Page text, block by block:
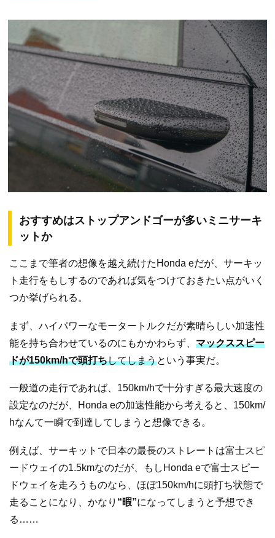
おすすめはストップアンドゴーが多いミニサーキ
ットか
ここまで筆者の想像を越え続けたHonda eだが、サーキッ
ト走行をもしするのであれば気をつけておきたい点がいく
つか挙げられる。
まず、ハイパワーなモータートルクだが素晴らしい加速性
能を持ち合わせているのにもかかわらず、 マックススピー
ドが150km/hで頭打ちしてしまうという事実だ。
一般道の走行であれば、150km/hで十分すぎる最大速度の
設定なのだが、Honda eの加速性能から考えると、150km/
hなんて一瞬で到達してしまうと想像できる。
例えば、サーキットで日本の最長のストレートは富士スピ
ードウェイの1.5kmなのだが、もしHonda eで富士スピー
ドウェイを走ろうものなら、ほぼ150km/hに頭打ち状態で
走ることになり、かなり “暇”になってしまうと予想でき
る……